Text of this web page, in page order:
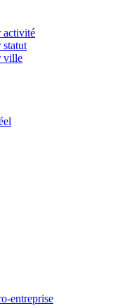
activité
statut
ville
entreprise